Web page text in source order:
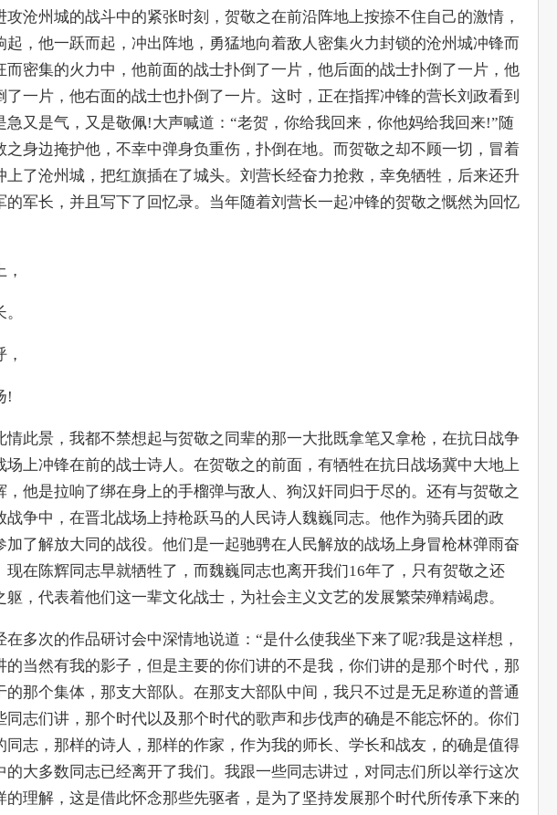
攻沧州城的战斗中的紧张时刻，贺敬之在前沿阵地上按捺不住自己的激情，
起，他一跃而起，冲出阵地，勇猛地向着敌人密集火力封锁的沧州城冲锋而
而密集的火力中，他前面的战士扑倒了一片，他后面的战士扑倒了一片，他
了一片，他右面的战士也扑倒了一片。这时，正在指挥冲锋的营长刘政看到
急又是气，又是敬佩!大声喊道：“老贺，你给我回来，你他妈给我回来!”随
之身边掩护他，不幸中弹身负重伤，扑倒在地。而贺敬之却不顾一切，冒着
上了沧州城，把红旗插在了城头。刘营长经奋力抢救，幸免牺牲，后来还升
的军长，并且写下了回忆录。当年随着刘营长一起冲锋的贺敬之慨然为回忆
!
景，我都不禁想起与贺敬之同辈的那一大批既拿笔又拿枪，在抗日战争
场上冲锋在前的战士诗人。在贺敬之的前面，有牺牲在抗日战场冀中大地上
，他是拉响了绑在身上的手榴弹与敌人、狗汉奸同归于尽的。还有与贺敬之
战争中，在晋北战场上持枪跃马的人民诗人魏巍同志。他作为骑兵团的政
加了解放大同的战役。他们是一起驰骋在人民解放的战场上身冒枪林弹雨奋
现在陈辉同志早就牺牲了，而魏巍同志也离开我们16年了，只有贺敬之还
躯，代表着他们这一辈文化战士，为社会主义文艺的发展繁荣殚精竭虑。
次的作品研讨会中深情地说道：“是什么使我坐下来了呢?我是这样想，
的当然有我的影子，但是主要的你们讲的不是我，你们讲的是那个时代，那
的那个集体，那支大部队。在那支大部队中间，我只不过是无足称道的普通
同志们讲，那个时代以及那个时代的歌声和步伐声的确是不能忘怀的。你们
同志，那样的诗人，那样的作家，作为我的师长、学长和战友，的确是值得
的大多数同志已经离开了我们。我跟一些同志讲过，对同志们所以举行这次
的理解，这是借此怀念那些先驱者，是为了坚持发展那个时代所传承下来的